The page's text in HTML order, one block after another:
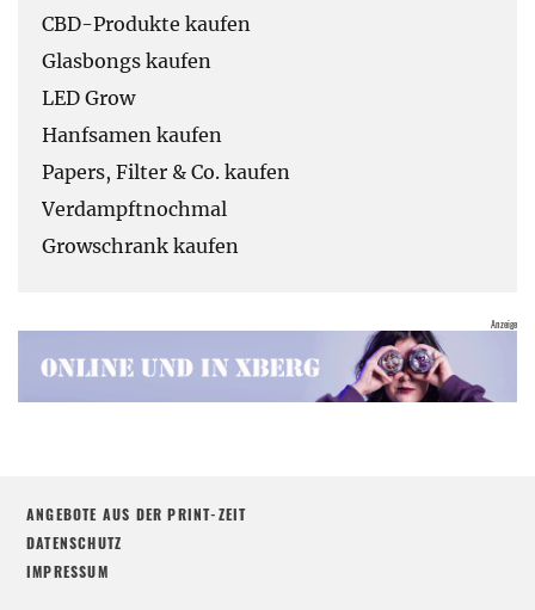
CBD-Produkte kaufen
Glasbongs kaufen
LED Grow
Hanfsamen kaufen
Papers, Filter & Co. kaufen
Verdampftnochmal
Growschrank kaufen
ANGEBOTE AUS DER PRINT-ZEIT
DATENSCHUTZ
IMPRESSUM